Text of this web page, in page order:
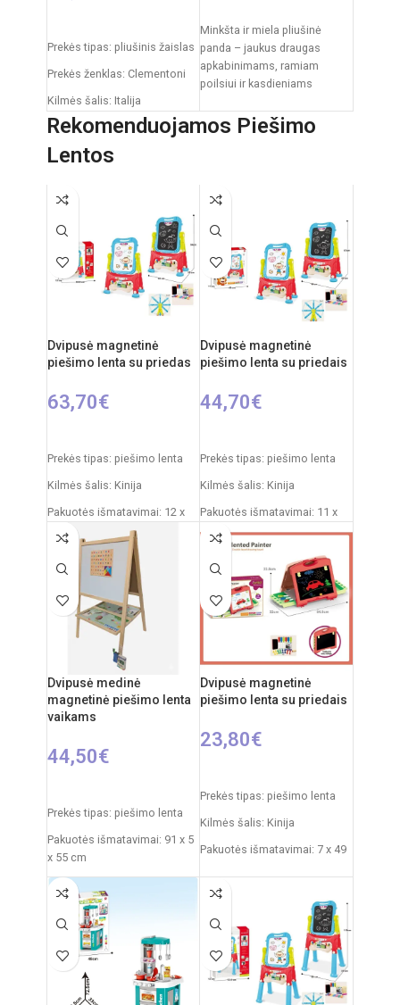
Prekės tipas: pliušinis žaislas
Prekės ženklas: Clementoni
Kilmės šalis: Italija
Pakuotės išmatavimai: 31 x
20 x 11 cm
Minkšta ir miela pliušinė
panda – jaukus draugas
apkabinimams, ramiam
poilsiui ir kasdieniams
baltas pandos dizainas,
švelnus
Rekomenduojamos Piešimo
Lentos
Dvipusė magnetinė
piešimo lenta su priedas
63,70€
Prekės tipas: piešimo lenta
Kilmės šalis: Kinija
Pakuotės išmatavimai: 12 x
Produkto išmatavimai: 33 x
58 x 84 cm
Rekomenduojamas amžius:
nuo 3 metų
Dvipusė magnetinė
piešimo lenta su priedais
44,70€
Prekės tipas: piešimo lenta
Kilmės šalis: Kinija
Pakuotės išmatavimai: 11 x
43 x 50 cm
Produkto išmatavimai: 30 x
49 x 67 cm
Rekomenduojamas amžius:
nuo 3 metų
Dvipusė medinė
magnetinė piešimo lenta
vaikams
44,50€
Prekės tipas: piešimo lenta
Pakuotės išmatavimai: 91 x 5
x 55 cm
Produkto išmatavimai: 86 x
53 x 45 cm
Dvipusė magnetinė
piešimo lenta su priedais
23,80€
Prekės tipas: piešimo lenta
Kilmės šalis: Kinija
Pakuotės išmatavimai: 7 x 49
Produkto išmatavimai: 33,5 x
Rekomenduojamas amžius:
nuo 3 metų